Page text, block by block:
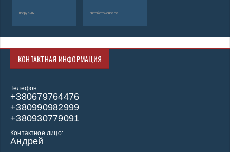
погрузчик автобетононасос
КОНТАКТНАЯ ИНФОРМАЦИЯ
Телефон:
+380679764476
+380990982999
+380930779091
Контактное лицо:
Андрей